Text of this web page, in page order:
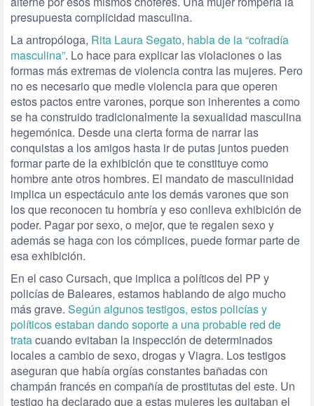
presupuesta complicidad masculina.
La antropóloga, Rita Laura Segato, habla de la “cofradía
masculina”. Lo hace para explicar las violaciones o las
formas más extremas de violencia contra las mujeres. Pero
no es necesario que medie violencia para que operen
estos pactos entre varones, porque son inherentes a como
se ha construido tradicionalmente la sexualidad masculina
hegemónica. Desde una cierta forma de narrar las
conquistas a los amigos hasta ir de putas juntos pueden
formar parte de la exhibición que te constituye como
hombre ante otros hombres. El mandato de masculinidad
implica un espectáculo ante los demás varones que son
los que reconocen tu hombría y eso conlleva exhibición de
poder. Pagar por sexo, o mejor, que te regalen sexo y
además se haga con los cómplices, puede formar parte de
esa exhibición.
En el caso Cursach, que implica a políticos del PP y
policías de Baleares, estamos hablando de algo mucho
más grave. Según algunos testigos, estos policías y
políticos estaban dando soporte a una probable red de
tratacuando evitaban la inspección de determinados
locales a cambio de sexo, drogas y Viagra. Los testigos
aseguran que había orgías constantes bañadas con
champán francés en compañía de prostitutas del este. Un
testigo ha declarado que a estas mujeres les quitaban el